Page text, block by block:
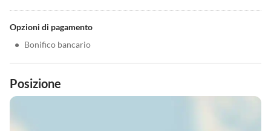
Opzioni di pagamento
• Bonifico bancario
Posizione